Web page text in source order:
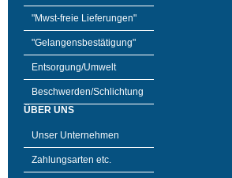
"Mwst-freie Lieferungen"
"Gelangensbestätigung"
Entsorgung/Umwelt
Beschwerden/Schlichtung
ÜBER UNS
Unser Unternehmen
Zahlungsarten etc.